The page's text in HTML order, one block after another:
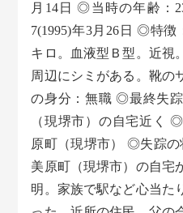
月14日 ◎当時の年齢：
7(1995)年3月26日 ◎特徴
キロ。血液型Ｂ型。近視
周辺にシミがある。靴の
の身分：無職 ◎最終失
（現堺市）の自宅近く
原町（現堺市） ◎失踪の
美原町（現堺市）の自宅
明。家族で駅など心当た